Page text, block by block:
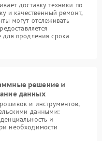
доставку техники по
и качественный ремонт,
могут отслеживать
для продления срока
решение и
данных
и инструментов,
данными:
и
необходимости